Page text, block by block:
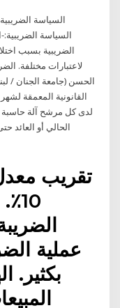
السياسة
السياسة
الضريبية بسبب
لاعتبارات مختلفة.
لدى كل مرشح آلة حاسبة
الحالي أو العائد
تقريب
عملية
بكثير.